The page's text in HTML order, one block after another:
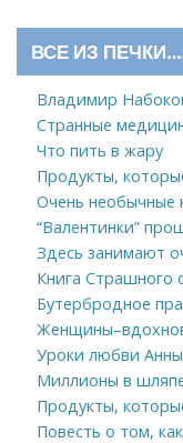
ВСЕ ИЗ
Владимир
Странные
Что пить в жару
Продукты,
Очень необычные
“Валентинки”
Здесь занимают
Книга Страшного
Бутербродное
Уроки любви
Миллионы в
Продукты,
Повесть о том,